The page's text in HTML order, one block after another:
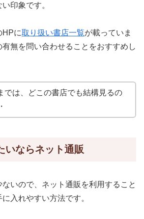
印象です。
HPに取り扱い書店一覧が載っていま
無を問い合わせることをおすすめし
では、どこの書店でも結構見るの
いならネット通販
いので、ネット通販を利用すること
入れやすい方法です。